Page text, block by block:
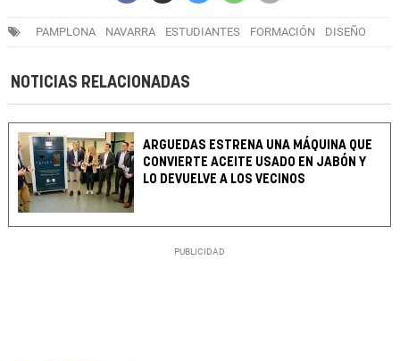
PAMPLONA NAVARRA ESTUDIANTES FORMACIÓN DISEÑO
NOTICIAS RELACIONADAS
ARGUEDAS ESTRENA UNA MÁQUINA QUE
CONVIERTE ACEITE USADO EN JABÓN Y
LO DEVUELVE A LOS VECINOS